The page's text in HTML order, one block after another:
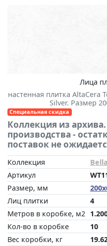
Лица
настенная плитка AltaCera
Silver. Размер
Специальная скидка
Коллекция из
производства -
поставок не
Коллекция Bella
Артикул
Размер, мм
Лиц плитки
4
Метров в коробке, м2
Кол-во в коробке
10
Вес коробки, кг